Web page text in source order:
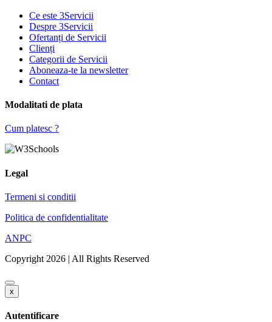
Ce este 3Servicii
Despre 3Servicii
Ofertanți de Servicii
Clienți
Categorii de Servicii
Aboneaza-te la newsletter
Contact
Modalitati de plata
Cum platesc ?
Legal
Termeni si conditii
Politica de confidentialitate
ANPC
Copyright 2026 | All Rights Reserved
x
Autentificare